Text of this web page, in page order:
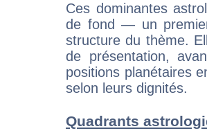
Ces dominantes
de fond — un
structure du thème.
de présentation,
positions planétaires
selon leurs dignités.
Quadrants